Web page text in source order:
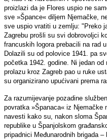
proizlazi da je Flores uspio ne
sve »Špance« diljem Njemačke,
sve uspio vratiti u zemlju: "Preko
Zagrebu prošli su svi dobrovoljci
francuskih logora prebacili na rad
Dolazili su od polovice 1941. pa
početka 1942. godine. Ni jedan od
prolazu kroz Zagreb pao u ruke
su organizirano upućivani prema
Za razumijevanje pozadine
povratka »Španaca« iz Njemačke
navesti kako su, nakon sloma
republike u Španjolskom
pripadnici Međunarodnih brigada –